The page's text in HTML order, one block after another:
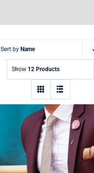
Sort by Name
Show 12 Products